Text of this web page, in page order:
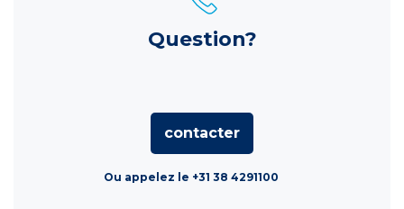
Question?
contacter
Ou appelez le +31 38 4291100